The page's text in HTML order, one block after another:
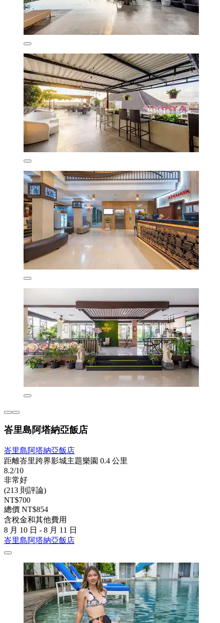
峇里島阿塔納亞飯店
峇里島阿塔納亞飯店
距離峇里跨界影城主題樂園 0.4 公里
8.2/10
非常好
(213 則評論)
NT$700
總價 NT$854
含稅金和其他費用
8 月 10 日 - 8 月 11 日
峇里島阿塔納亞飯店